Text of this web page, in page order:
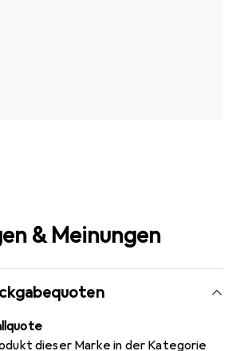
& Meinungen
dieser Marke in der Kategorie